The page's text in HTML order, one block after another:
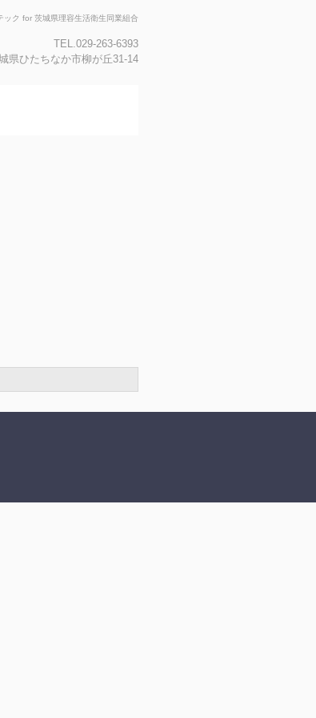
ック for 茨城県理容生活衛生同業組合
TEL.029-263-6393
県ひたちなか市柳が丘31-14